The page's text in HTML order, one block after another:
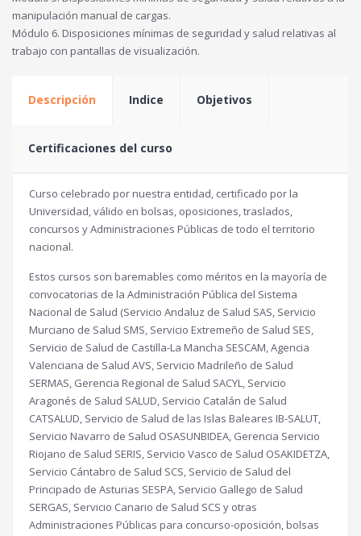
manipulación manual de cargas.
Módulo 6. Disposiciones mínimas de seguridad y salud relativas al
trabajo con pantallas de visualización.
Descripción Indice Objetivos
Certificaciones del curso
Curso celebrado por nuestra entidad, certificado por la
Universidad, válido en bolsas, oposiciones, traslados,
concursos y Administraciones Públicas de todo el territorio
nacional.
Estos cursos son baremables como méritos en la mayoría de
convocatorias de la Administración Pública del Sistema
Nacional de Salud (Servicio Andaluz de Salud SAS, Servicio
Murciano de Salud SMS, Servicio Extremeño de Salud SES,
Servicio de Salud de Castilla-La Mancha SESCAM, Agencia
Valenciana de Salud AVS, Servicio Madrileño de Salud
SERMAS, Gerencia Regional de Salud SACYL, Servicio
Aragonés de Salud SALUD, Servicio Catalán de Salud
CATSALUD, Servicio de Salud de las Islas Baleares IB-SALUT,
Servicio Navarro de Salud OSASUNBIDEA, Gerencia Servicio
Riojano de Salud SERIS, Servicio Vasco de Salud OSAKIDETZA,
Servicio Cántabro de Salud SCS, Servicio de Salud del
Principado de Asturias SESPA, Servicio Gallego de Salud
SERGAS, Servicio Canario de Salud SCS y otras
Administraciones Públicas para concurso-oposición, bolsas